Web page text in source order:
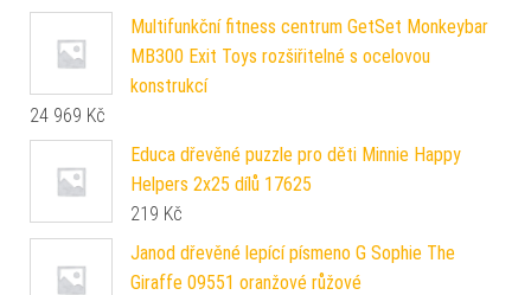
Multifunkční fitness centrum GetSet Monkeybar
MB300 Exit Toys rozšiřitelné s ocelovou
konstrukcí
24 969 Kč
Educa dřevěné puzzle pro děti Minnie Happy
Helpers 2x25 dílů 17625
219 Kč
Janod dřevěné lepící písmeno G Sophie The
Giraffe 09551 oranžové růžové